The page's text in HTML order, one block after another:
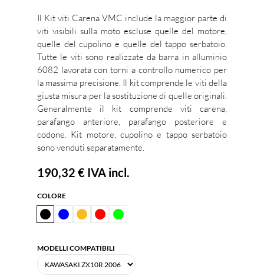
Il Kit viti Carena VMC include la maggior parte di
viti visibili sulla moto escluse quelle del motore,
quelle del cupolino e quelle del tappo serbatoio.
Tutte le viti sono realizzate da barra in alluminio
6082 lavorata con torni a controllo numerico per
la massima precisione. Il kit comprende le viti della
giusta misura per la sostituzione di quelle originali.
Generalmente il kit comprende viti carena,
parafango anteriore, parafango posteriore e
codone. Kit motore, cupolino e tappo serbatoio
sono venduti separatamente.
190,32 € IVA incl.
COLORE
MODELLI COMPATIBILI